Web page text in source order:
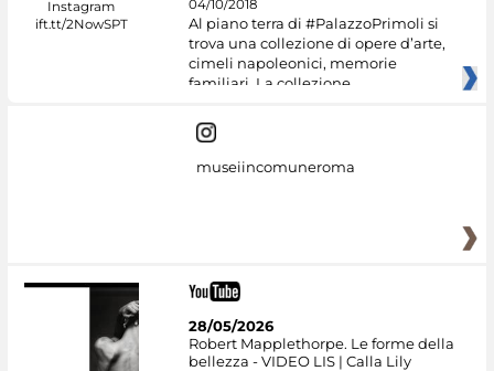
04/10/2018
Al piano terra di #PalazzoPrimoli si
trova una collezione di opere d’arte,
cimeli napoleonici, memorie
familiari. La collezione
museiincomuneroma
28/05/2026
Robert Mapplethorpe. Le forme della
bellezza - VIDEO LIS | Calla Lily